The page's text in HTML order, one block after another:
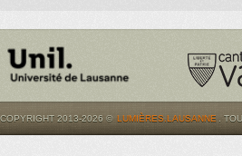
COPYRIGHT 2013-2026 © LUMIÈRES.LAUSANNE .